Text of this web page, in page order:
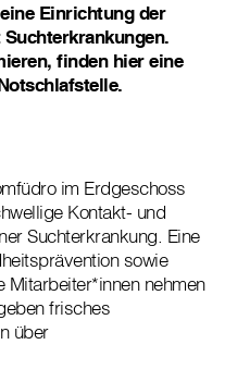
Einrichtung der
finden hier eine
im Erdgeschoss
Kontakt- und
Suchterkrankung. Eine
sowie
nehmen
frisches
über